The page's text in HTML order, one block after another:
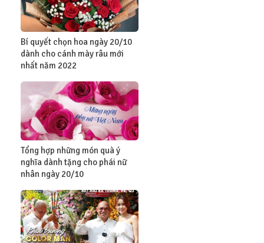
Bí quyết chọn hoa ngày 20/10
dành cho cánh mày râu mới
nhất năm 2022
Tổng hợp những món quà ý
nghĩa dành tặng cho phái nữ
nhân ngày 20/10